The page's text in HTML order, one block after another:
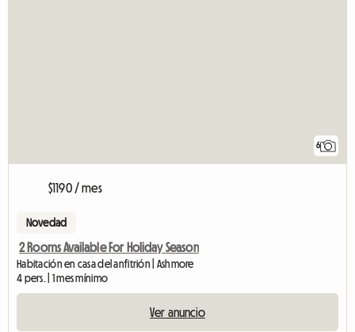
6
$1190 / mes
Novedad
2 Rooms Available For Holiday Season
Habitación en casa del anfitrión | Ashmore
4 pers. | 1 mes mínimo
Ver anuncio